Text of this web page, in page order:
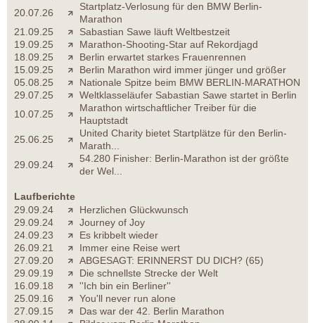
20.07.26
Startplatz-Verlosung für den BMW Berlin-
Marathon
21.09.25
Sabastian Sawe läuft Weltbestzeit
19.09.25
Marathon-Shooting-Star auf Rekordjagd
18.09.25
Berlin erwartet starkes Frauenrennen
15.09.25
Berlin Marathon wird immer jünger und größer
05.08.25
Nationale Spitze beim BMW BERLIN-MARATHON
29.07.25
Weltklasseläufer Sabastian Sawe startet in Berlin
10.07.25
Marathon wirtschaftlicher Treiber für die
Hauptstadt
25.06.25
United Charity bietet Startplätze für den Berlin-
Marath...
29.09.24
54.280 Finisher: Berlin-Marathon ist der größte
der Wel...
Laufberichte
29.09.24
Herzlichen Glückwunsch
29.09.24
Journey of Joy
24.09.23
Es kribbelt wieder
26.09.21
Immer eine Reise wert
27.09.20
ABGESAGT: ERINNERST DU DICH? (65)
29.09.19
Die schnellste Strecke der Welt
16.09.18
''Ich bin ein Berliner''
25.09.16
You'll never run alone
27.09.15
Das war der 42. Berlin Marathon